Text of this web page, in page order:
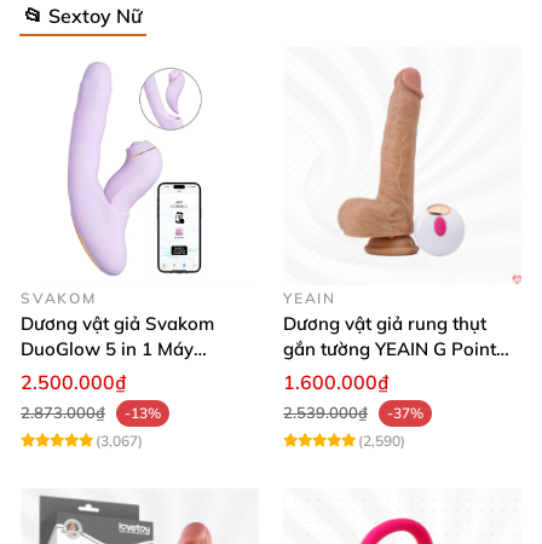
📂 Sextoy Nữ
SVAKOM
Dương vật giả Svakom
DuoGlow 5 in 1 Máy
Massage Điểm G & Âm Vật
Điều Khiển App
2.500.000₫
2.873.000₫
-13%
(3,067)
YEAIN
Dương vật giả rung thụt
gắn tường YEAIN G Point
siêu thực điều khiển từ xa
1.600.000₫
2.539.000₫
-37%
(2,590)